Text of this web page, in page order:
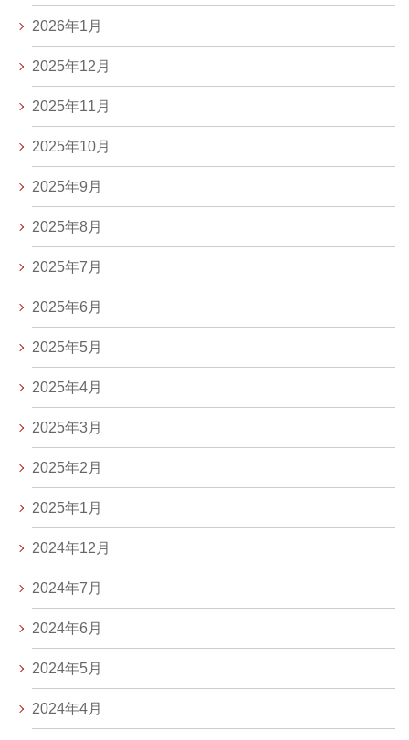
2026年1月
2025年12月
2025年11月
2025年10月
2025年9月
2025年8月
2025年7月
2025年6月
2025年5月
2025年4月
2025年3月
2025年2月
2025年1月
2024年12月
2024年7月
2024年6月
2024年5月
2024年4月